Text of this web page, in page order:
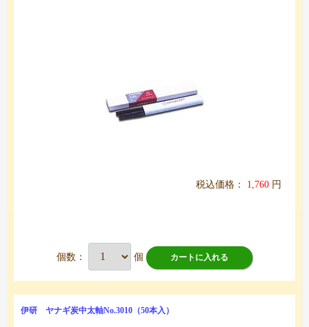
税込価格： 1,760 円
個数： 個 カートに入れる
伊研 ヤナギ炭中太軸No.3010（50本入）